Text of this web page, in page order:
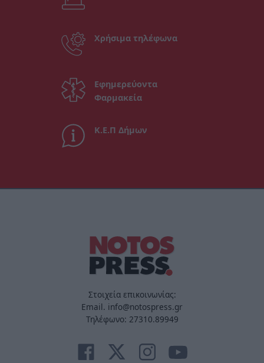
Χρήσιμα τηλέφωνα
Εφημερεύοντα
Φαρμακεία
Κ.Ε.Π Δήμων
Στοιχεία επικοινωνίας:
Email. info@notospress.gr
Τηλέφωνο: 27310.89949